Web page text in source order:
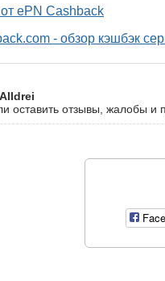
ePN Cashback
- обзор кэшбэк
оставить отзывы, жалобы и